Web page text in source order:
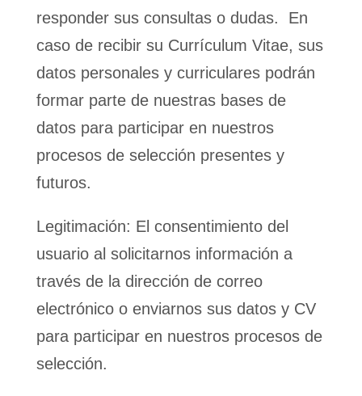
responder sus consultas o dudas. En
caso de recibir su Currículum Vitae, sus
datos personales y curriculares podrán
formar parte de nuestras bases de
datos para participar en nuestros
procesos de selección presentes y
futuros.
Legitimación: El consentimiento del
usuario al solicitarnos información a
través de la dirección de correo
electrónico o enviarnos sus datos y CV
para participar en nuestros procesos de
selección.